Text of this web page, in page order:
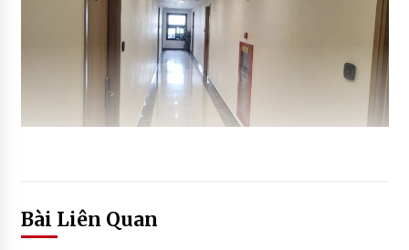
Bài Liên Quan